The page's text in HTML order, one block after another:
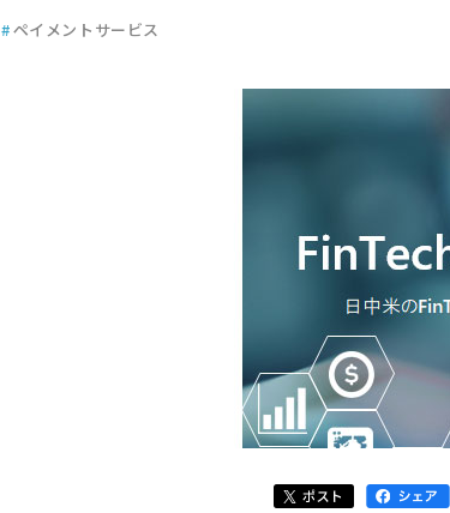
#ペイメントサービス